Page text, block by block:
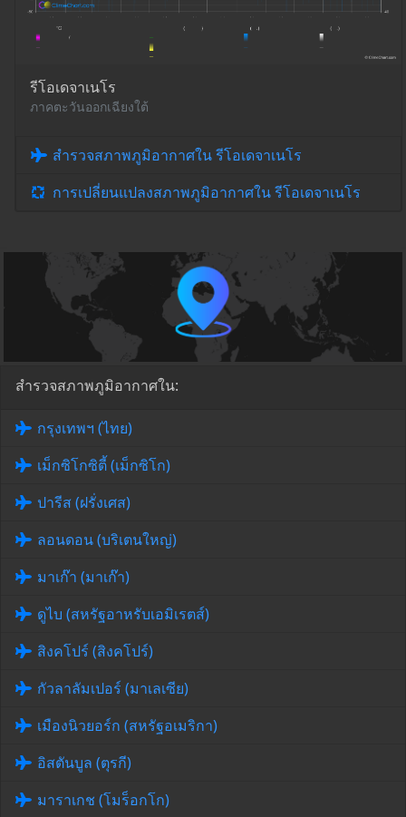
รีโอเดจาเนโร
ภาคตะวันออกเฉียงใต้
สำรวจสภาพภูมิอากาศใน รีโอเดจาเนโร
การเปลี่ยนแปลงสภาพภูมิอากาศใน รีโอเดจาเนโร
สำรวจสภาพภูมิอากาศใน:
กรุงเทพฯ (ไทย)
เม็กซิโกซิตี้ (เม็กซิโก)
ปารีส (ฝรั่งเศส)
ลอนดอน (บริเตนใหญ่)
มาเก๊า (มาเก๊า)
ดูไบ (สหรัฐอาหรับเอมิเรตส์)
สิงคโปร์ (สิงคโปร์)
กัวลาลัมเปอร์ (มาเลเซีย)
เมืองนิวยอร์ก (สหรัฐอเมริกา)
อิสตันบูล (ตุรกี)
มาราเกช (โมร็อกโก)